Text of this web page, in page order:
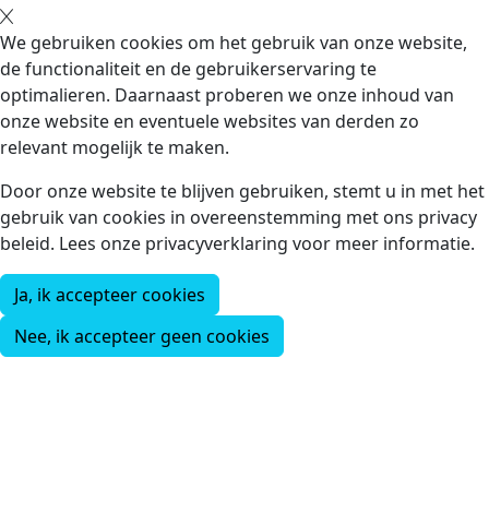
We gebruiken cookies om het gebruik van onze website,
de functionaliteit en de gebruikerservaring te
optimalieren. Daarnaast proberen we onze inhoud van
onze website en eventuele websites van derden zo
relevant mogelijk te maken.
Door onze website te blijven gebruiken, stemt u in met het
gebruik van cookies in overeenstemming met ons privacy
beleid. Lees onze privacyverklaring voor meer informatie.
Ja, ik accepteer cookies
Nee, ik accepteer geen cookies